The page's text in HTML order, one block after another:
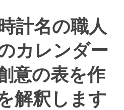
計名の職人
カレンダー
意の表を作
解釈します